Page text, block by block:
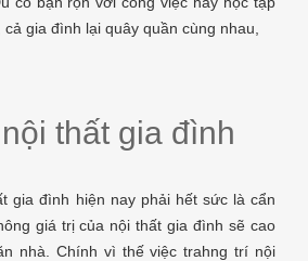
gia đình lại quây quần cùng nhau,
thất gia đình
gia đình hiện nay phải hết sức là cẩn
giá trị của nội thất gia đình sẽ cao
nhà. Chính vì thế việc trahng trí nội